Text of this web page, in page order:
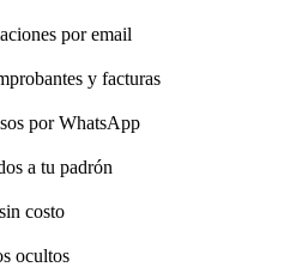
por email
y facturas
por WhatsApp
a tu padrón
costo
ocultos